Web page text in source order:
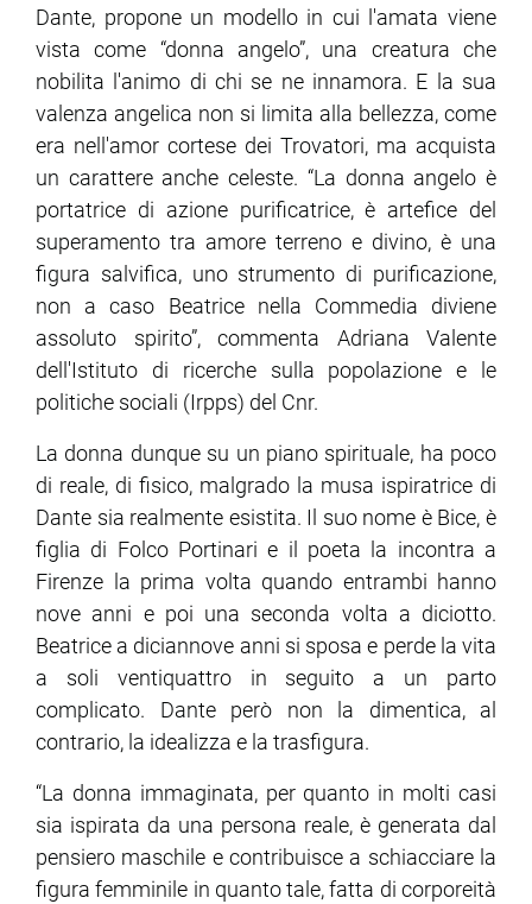
Dante, propone un modello in cui l'amata viene
vista come “donna angelo”, una creatura che
nobilita l'animo di chi se ne innamora. E la sua
valenza angelica non si limita alla bellezza, come
era nell'amor cortese dei Trovatori, ma acquista
un carattere anche celeste. “La donna angelo è
portatrice di azione purificatrice, è artefice del
superamento tra amore terreno e divino, è una
figura salvifica, uno strumento di purificazione,
non a caso Beatrice nella Commedia diviene
assoluto spirito”, commenta Adriana Valente
dell'Istituto di ricerche sulla popolazione e le
politiche sociali (Irpps) del Cnr.
La donna dunque su un piano spirituale, ha poco
di reale, di fisico, malgrado la musa ispiratrice di
Dante sia realmente esistita. Il suo nome è Bice, è
figlia di Folco Portinari e il poeta la incontra a
Firenze la prima volta quando entrambi hanno
nove anni e poi una seconda volta a diciotto.
Beatrice a diciannove anni si sposa e perde la vita
a soli ventiquattro in seguito a un parto
complicato. Dante però non la dimentica, al
contrario, la idealizza e la trasfigura.
“La donna immaginata, per quanto in molti casi
sia ispirata da una persona reale, è generata dal
pensiero maschile e contribuisce a schiacciare la
figura femminile in quanto tale, fatta di corporeità